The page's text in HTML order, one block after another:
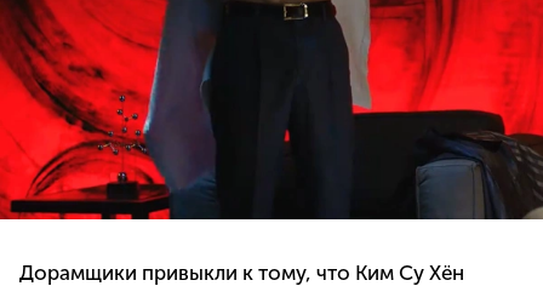
Дорамщики привыкли к тому, что Ким Су Хён